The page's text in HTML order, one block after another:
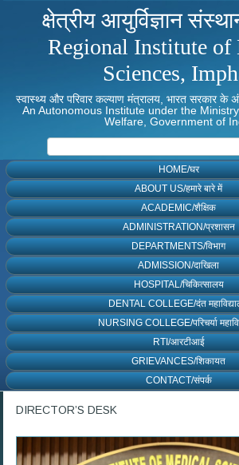
क्षेत्रीय आयुर्विज्ञान
Regional Institute of
Sciences,
स्वास्थ्य और परिवार कल्याण मंत्रालय, भारत सरकार के
An Autonomous Institute under the
Welfare, Government of
HOME/घर
ABOUT US/हमारे बारे में
ACADEMIC/शैक्षिक
ADMINISTRATION/प्रशासन
DEPARTMENTS/विभाग
ADMISSION/दाखिला
HOSPITAL/चिकित्सालय
DENTAL COLLEGE/दंत
NURSING COLLEGE/परिचर्या
RTI/आरटीआई
GRIEVANCES/शिकायत
CONTACT/संपर्क
DIRECTOR’S DESK